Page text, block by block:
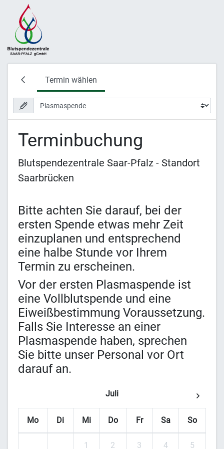
Termin wählen
Terminbuchung
Blutspendezentrale Saar-Pfalz - Standort
Saarbrücken
Bitte achten Sie darauf, bei der
ersten Spende etwas mehr Zeit
einzuplanen und entsprechend
eine halbe Stunde vor Ihrem
Termin zu erscheinen.
Vor der ersten Plasmaspende ist
eine Vollblutspende und eine
Eiweißbestimmung Voraussetzung.
Falls Sie Interesse an einer
Plasmaspende haben, sprechen
Sie bitte unser Personal vor Ort
darauf an.
Juli
Mo Di Mi Do Fr Sa So
1 2 3 4 5